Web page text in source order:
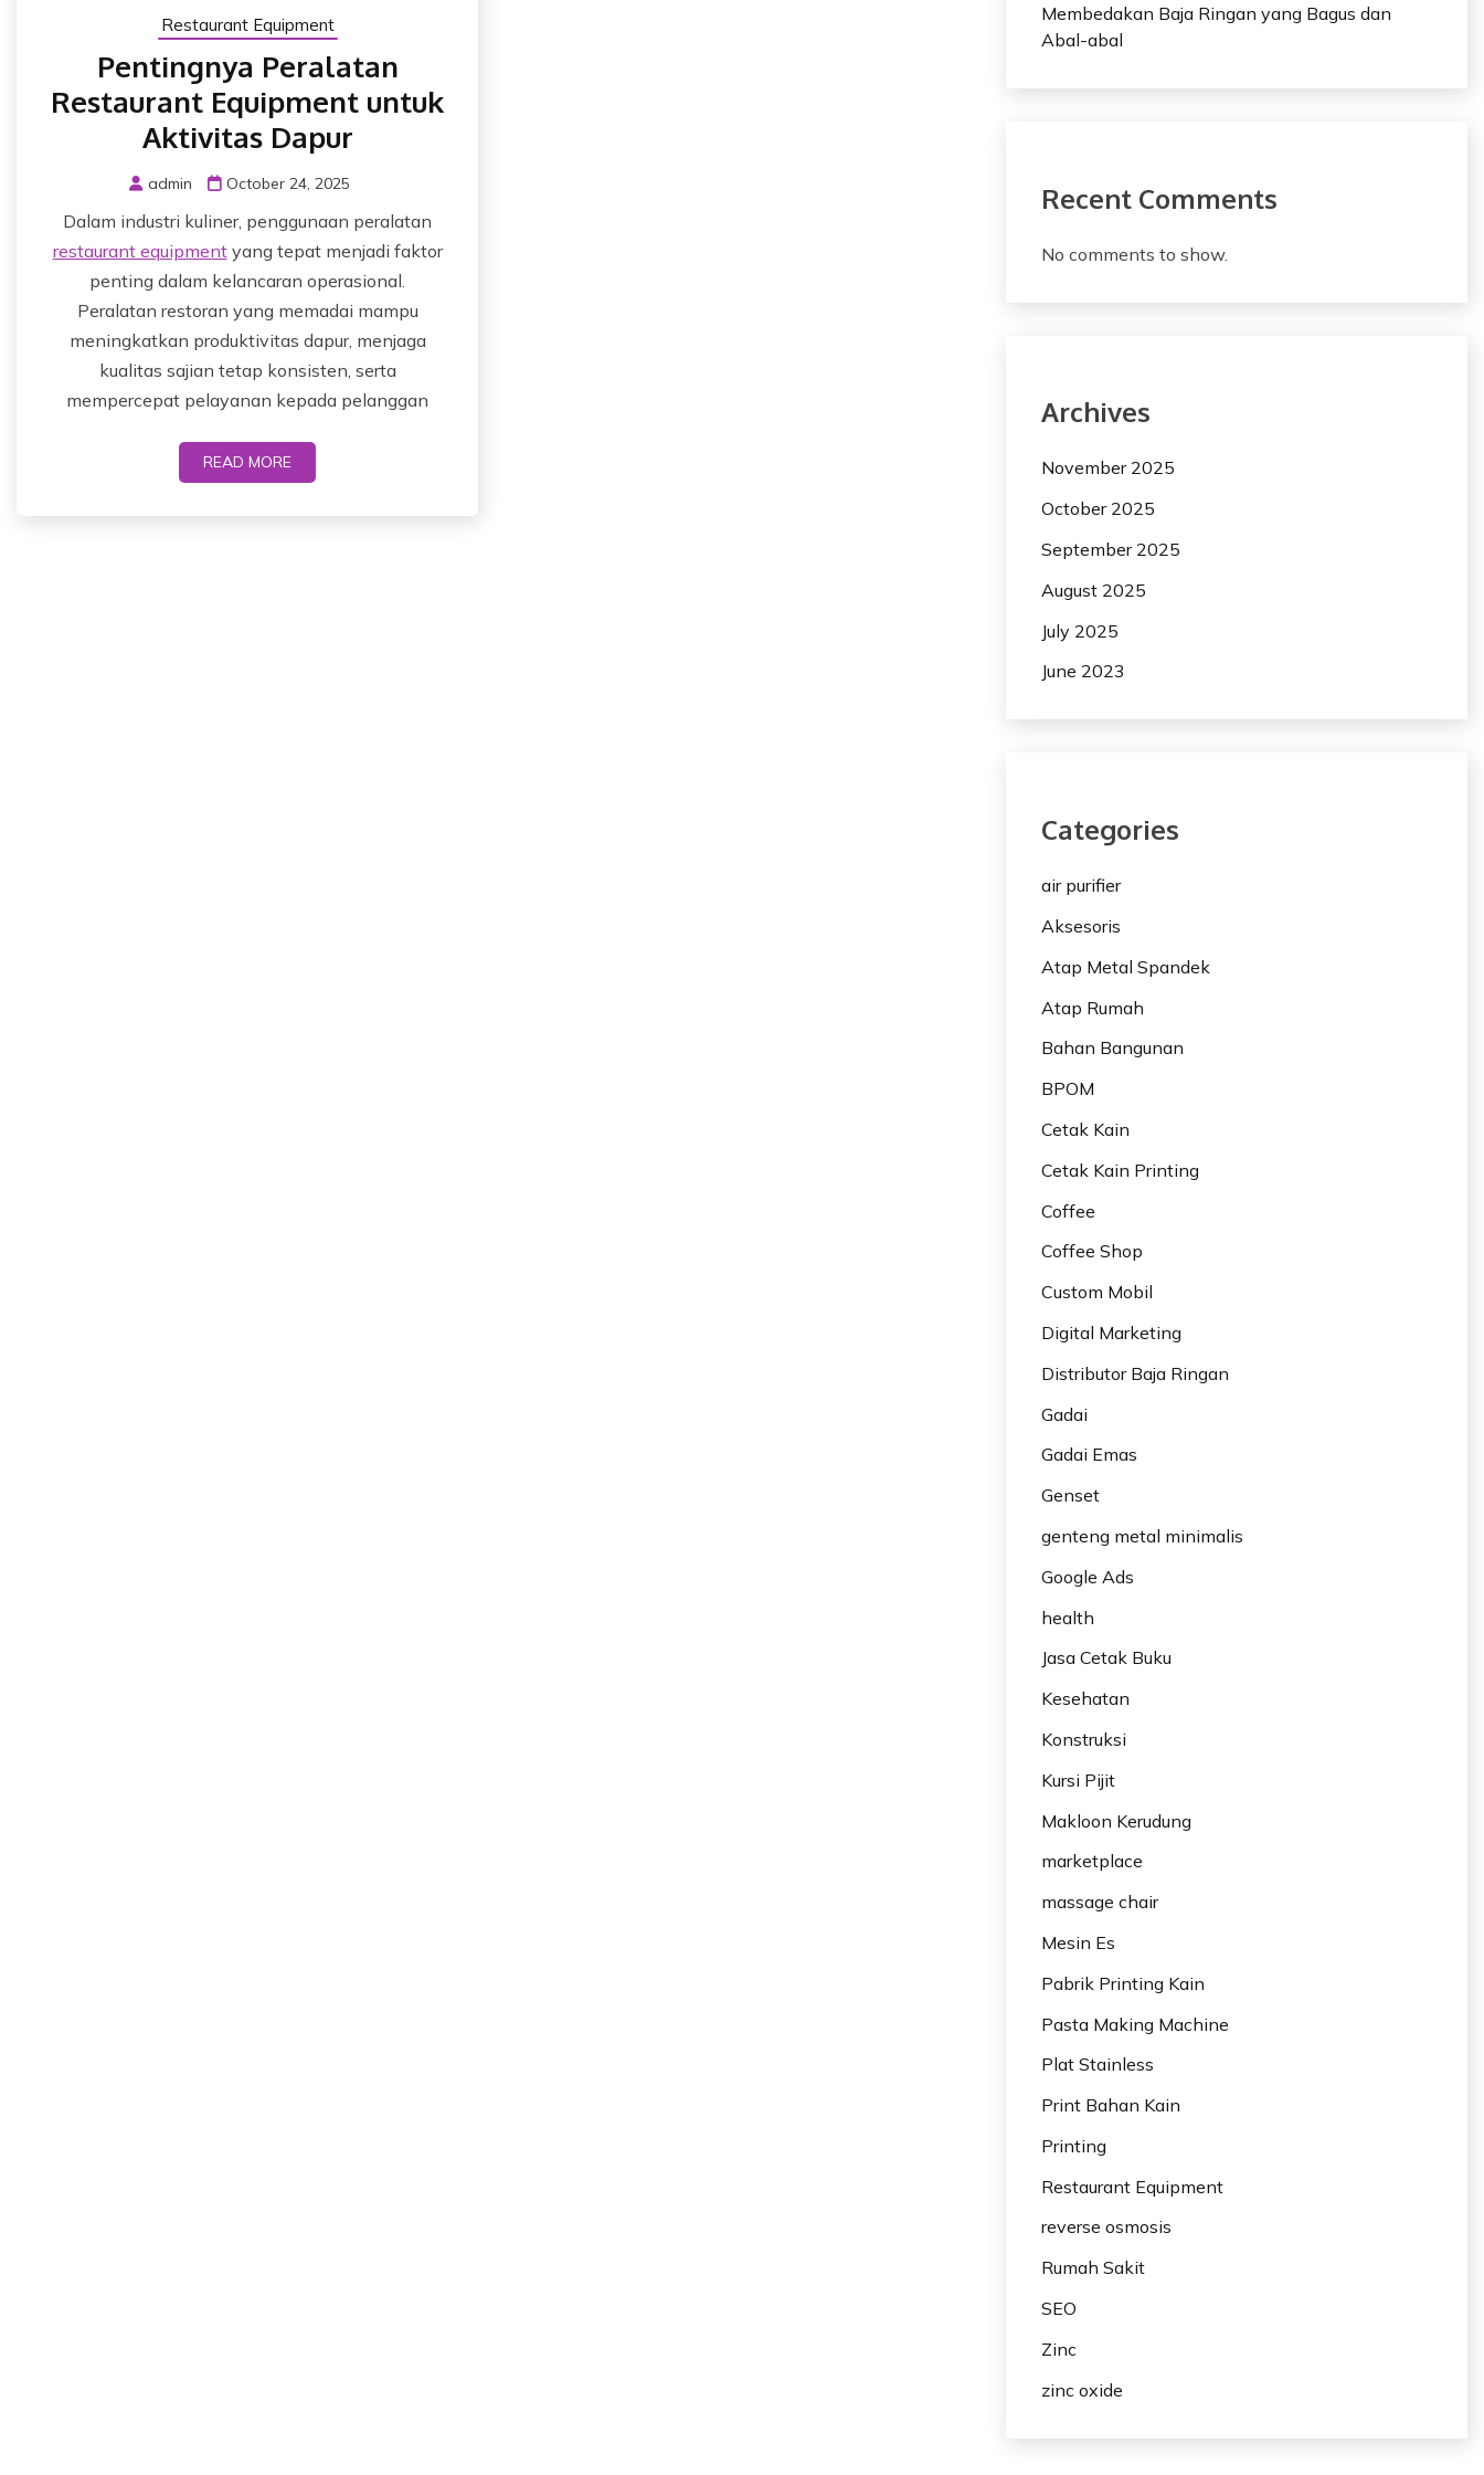
Restaurant Equipment
Pentingnya Peralatan
Restaurant Equipment untuk
Aktivitas Dapur
admin October 24, 2025
Dalam industri kuliner, penggunaan peralatan
restaurant equipmentyang tepat menjadi faktor
penting dalam kelancaran operasional.
Peralatan restoran yang memadai mampu
meningkatkan produktivitas dapur, menjaga
kualitas sajian tetap konsisten, serta
mempercepat pelayanan kepada pelanggan
READ MORE
Membedakan Baja Ringan yang Bagus dan
Abal-abal
Recent Comments
No comments to show.
Archives
November 2025
October 2025
September 2025
August 2025
July 2025
June 2023
Categories
air purifier
Aksesoris
Atap Metal Spandek
Atap Rumah
Bahan Bangunan
BPOM
Cetak Kain
Cetak Kain Printing
Coffee
Coffee Shop
Custom Mobil
Digital Marketing
Distributor Baja Ringan
Gadai
Gadai Emas
Genset
genteng metal minimalis
Google Ads
health
Jasa Cetak Buku
Kesehatan
Konstruksi
Kursi Pijit
Makloon Kerudung
marketplace
massage chair
Mesin Es
Pabrik Printing Kain
Pasta Making Machine
Plat Stainless
Print Bahan Kain
Printing
Restaurant Equipment
reverse osmosis
Rumah Sakit
SEO
Zinc
zinc oxide